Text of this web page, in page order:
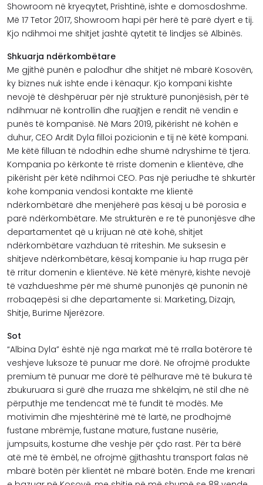
Showroom në kryeqytet, Prishtinë, ishte e domosdoshme.
Më 17 Tetor 2017, Showroom hapi për herë të parë dyert e tij.
Kjo ndihmoi me shitjet jashtë qytetit të lindjes së Albinës.
Shkuarja ndërkombëtare
Me gjithë punën e palodhur dhe shitjet në mbarë Kosovën,
ky biznes nuk ishte ende i kënaqur. Kjo kompani kishte
nevojë të dëshpëruar për një strukturë punonjësish, për të
ndihmuar në kontrollin dhe ruajtjen e rendit në vendin e
punës të kompanisë. Në Mars 2019, pikërisht në kohën e
duhur, CEO Ardit Dyla filloi pozicionin e tij në këtë kompani.
Me këtë filluan të ndodhin edhe shumë ndryshime të tjera.
Kompania po kërkonte të rriste domenin e klientëve, dhe
pikërisht për këtë ndihmoi CEO. Pas një periudhe të shkurtër
kohe kompania vendosi kontakte me klientë
ndërkombëtarë dhe menjëherë pas kësaj u bë porosia e
parë ndërkombëtare. Me strukturën e re të punonjësve dhe
departamentet që u krijuan në atë kohë, shitjet
ndërkombëtare vazhduan të rriteshin. Me suksesin e
shitjeve ndërkombëtare, kësaj kompanie iu hap rruga për
të rritur domenin e klientëve. Në këtë mënyrë, kishte nevojë
të vazhdueshme për më shumë punonjës që punonin në
rrobaqepësi si dhe departamente si: Marketing, Dizajn,
Shitje, Burime Njerëzore.
Sot
“Albina Dyla” është një nga markat më të rralla botërore të
veshjeve luksoze të punuar me dorë. Ne ofrojmë produkte
premium të punuar me dorë të pëlhurave më të bukura të
zbukuruara si gurë dhe rruaza me shkëlqim, në stil dhe në
përputhje me tendencat më të fundit të modës. Me
motivimin dhe mjeshtërinë më të lartë, ne prodhojmë
fustane mbrëmje, fustane mature, fustane nusërie,
jumpsuits, kostume dhe veshje për çdo rast. Për ta bërë
atë më të ëmbël, ne ofrojmë gjithashtu transport falas në
mbarë botën për klientët në mbarë botën. Ende me krenari